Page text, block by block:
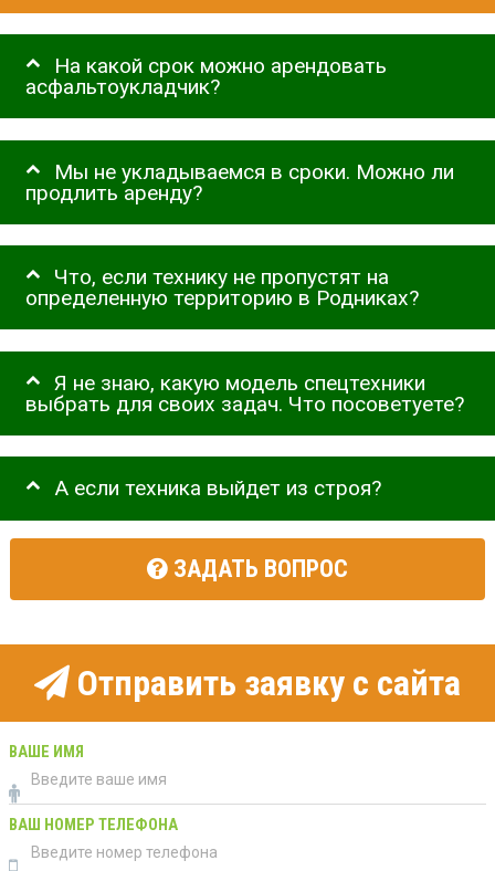
На какой срок можно арендовать
асфальтоукладчик?
Мы не укладываемся в сроки. Можно ли
продлить аренду?
Что, если технику не пропустят на
определенную территорию в Родниках?
Я не знаю, какую модель спецтехники
выбрать для своих задач. Что посоветуете?
А если техника выйдет из строя?
ЗАДАТЬ ВОПРОС
Отправить заявку с сайта
ВАШЕ ИМЯ
ВАШ НОМЕР ТЕЛЕФОНА